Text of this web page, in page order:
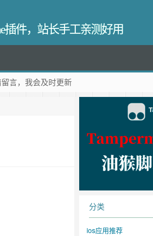
插件，站长手工亲测好用
言，我会及时更新
分类
ios应用推荐